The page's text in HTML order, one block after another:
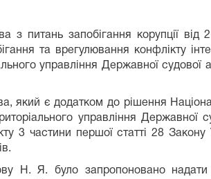
з питань запобігання корупції
та врегулювання конфлікту
управління Державної
який є додатком до рішення
управління Державної
3 частини першої статті 28 Закону
Н. Я. було запропоновано надати